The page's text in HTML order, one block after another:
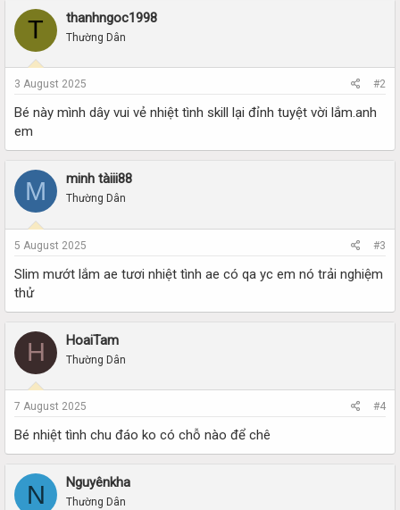
T thanhngoc1998
Thường Dân
3 August 2025 #2
Bé này mình dây vui vẻ nhiệt tình skill lại đỉnh tuyệt vời lắm.anh
em
M minh tàiii88
Thường Dân
5 August 2025 #3
Slim mướt lắm ae tươi nhiệt tình ae có qa yc em nó trải nghiệm
thử
H HoaiTam
Thường Dân
7 August 2025 #4
Bé nhiệt tình chu đáo ko có chỗ nào để chê
N Nguyênkha
Thường Dân